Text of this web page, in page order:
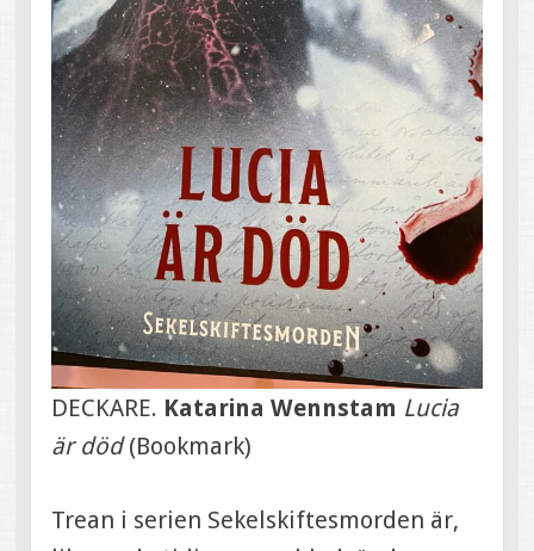
DECKARE. Katarina Wennstam Lucia
är död(Bookmark)
Trean i serien Sekelskiftesmorden är,